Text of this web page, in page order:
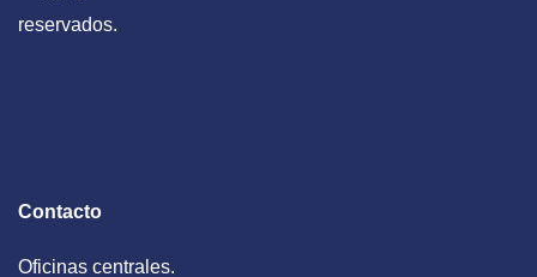
reservados.
Contacto
Oficinas centrales.